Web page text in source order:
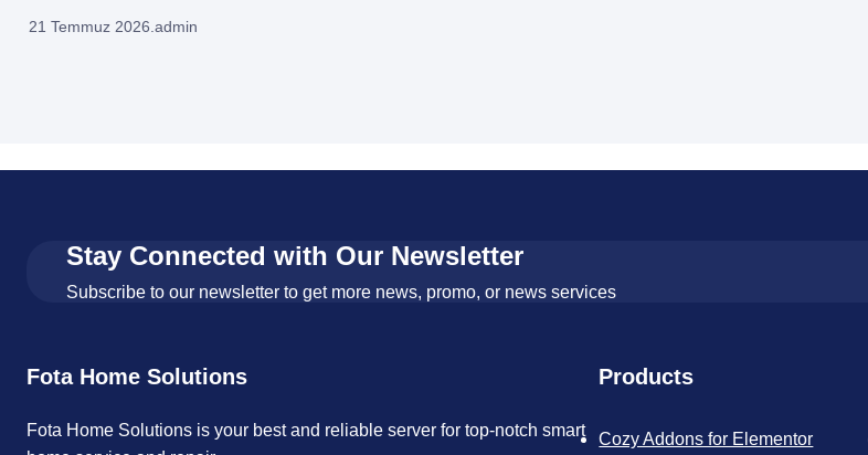
21 Temmuz 2026 admin
Stay Connected with Our Newsletter
Subscribe to our newsletter to get more news, promo, or news services
Fota Home Solutions
Fota Home Solutions is your best and reliable server for top-notch smart
Products
Cozy Addons for Elementor